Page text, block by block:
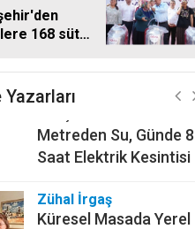
168 süt
Yazarları
Harun Göksel
220 Kilometrelik
Kanalın Sonundaki Acı
Metreden Su, Günde 8
Saat Elektrik Kesintisi
Zühal İrgaş
Küresel Masada Yerel